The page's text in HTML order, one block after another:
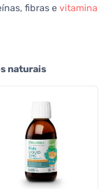
fibras e vitamina
naturais